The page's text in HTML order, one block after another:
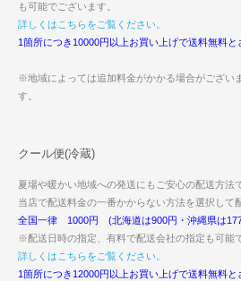
も可能でございます。
詳しくはこちらをご覧ください。
1箇所につき10000円以上お買い上げで送料無料と
※地域によっては追加料金がかかる場合がござい
す。
クール便(冷蔵)
夏場や暖かい地域への発送にもご安心の配送方法
当店で配送料金の一番かからない方法を選択して
全国一律 1000円 (北海道は900円・沖縄県は
※配送日時の指定、有料で配送会社の指定も可能
詳しくはこちらをご覧ください。
1箇所につき12000円以上お買い上げで送料無料と